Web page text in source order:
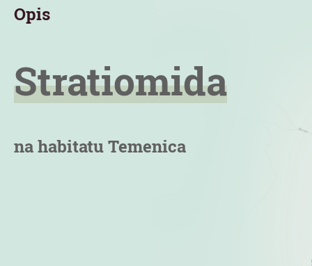
Opis
Stratiomida
na habitatu Temenica